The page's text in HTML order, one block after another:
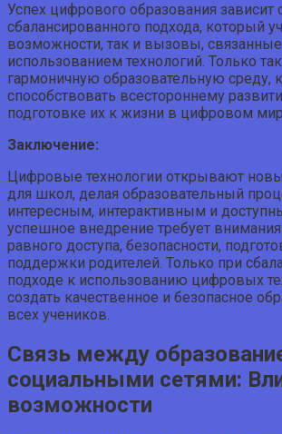
Успех цифрового образования зависит
сбалансированного подхода, который
возможности, так и вызовы,
использованием технологий. Только
гармоничную образовательную среду,
способствовать всестороннему
подготовке их к жизни в цифровом
Заключение:
Цифровые технологии открывают
для школ, делая образовательный
интересным, интерактивным и
успешное внедрение требует
равного доступа, безопасности,
поддержки родителей. Только при
подходе к использованию цифровых
создать качественное и безопасное
всех учеников.
Связь между
социальными сетями:
возможности